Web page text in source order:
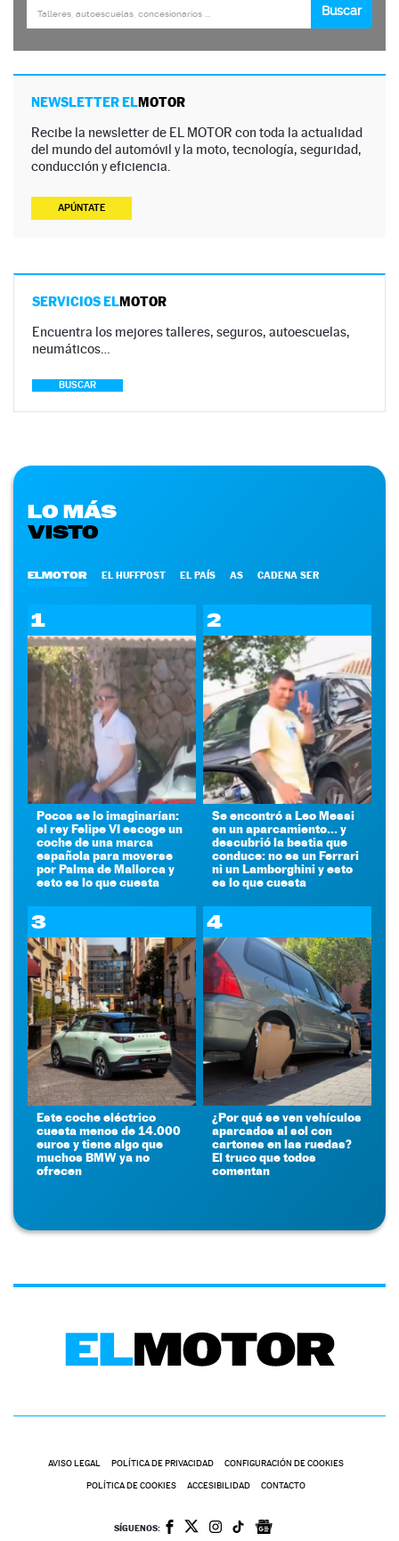
NEWSLETTER ELMOTOR
Recibe la newsletter de EL MOTOR con toda la actualidad
del mundo del automóvil y la moto, tecnología, seguridad,
conducción y eficiencia.
APÚNTATE
SERVICIOS ELMOTOR
Encuentra los mejores talleres, seguros, autoescuelas,
neumáticos…
BUSCAR
LO MÁS
VISTO
ELMOTOR EL HUFFPOST EL PAÍS AS CADENA SER
1
Pocos se lo imaginarían:
el rey Felipe VI escoge un
coche de una marca
española para moverse
por Palma de Mallorca y
esto es lo que cuesta
2
Se encontró a Leo Messi
en un aparcamiento... y
descubrió la bestia que
conduce: no es un Ferrari
ni un Lamborghini y esto
es lo que cuesta
3
Este coche eléctrico
cuesta menos de 14.000
euros y tiene algo que
muchos BMW ya no
ofrecen
4
¿Por qué se ven vehículos
aparcados al sol con
cartones en las ruedas?
El truco que todos
comentan
AVISO LEGAL POLÍTICA DE PRIVACIDAD CONFIGURACIÓN DE COOKIES
POLÍTICA DE COOKIES ACCESIBILIDAD CONTACTO
SÍGUENOS: